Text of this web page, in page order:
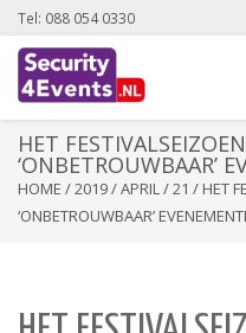
Tel: 088 054 0330
HET
‘ONBETROUWBAAR’
HOME /2019/APRIL/21 / HET
‘ONBETROUWBAAR’